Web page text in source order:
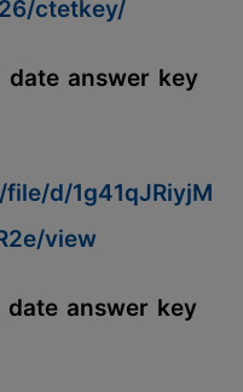
ctetkey/
date answer key
d/1g41qJRiyjM
view
date answer key